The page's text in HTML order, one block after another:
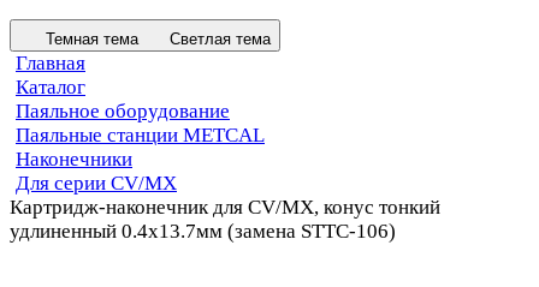
Темная тема Светлая тема
Главная
Каталог
Паяльное оборудование
Паяльные станции METCAL
Наконечники
Для серии CV/MX
Картридж-наконечник для СV/MX, конус тонкий
удлиненный 0.4х13.7мм (замена STTC-106)